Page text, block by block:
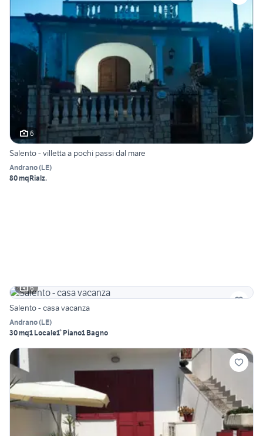
6
Salento - villetta a pochi passi dal mare
Andrano(LE)
80 mqRialz.
6
Salento - casa vacanza
Andrano(LE)
30 mq1 Locale1° Piano1 Bagno